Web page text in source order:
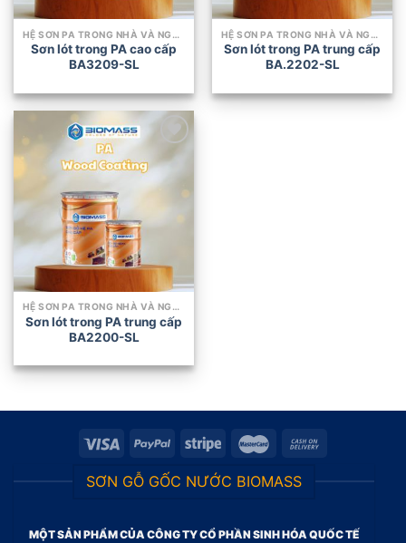
HỆ SƠN PA TRONG NHÀ VÀ NGOÀI TRỜI
Sơn lót trong PA cao cấp
BA3209-SL
HỆ SƠN PA TRONG NHÀ VÀ NGOÀI TRỜI
Sơn lót trong PA trung cấp
BA.2202-SL
Add to
wishlist
HỆ SƠN PA TRONG NHÀ VÀ NGOÀI TRỜI
Sơn lót trong PA trung cấp
BA2200-SL
SƠN GỖ GỐC NƯỚC BIOMASS
MỘT SẢN PHẨM CỦA CÔNG TY CỔ PHẦN SINH HÓA QUỐC TẾ